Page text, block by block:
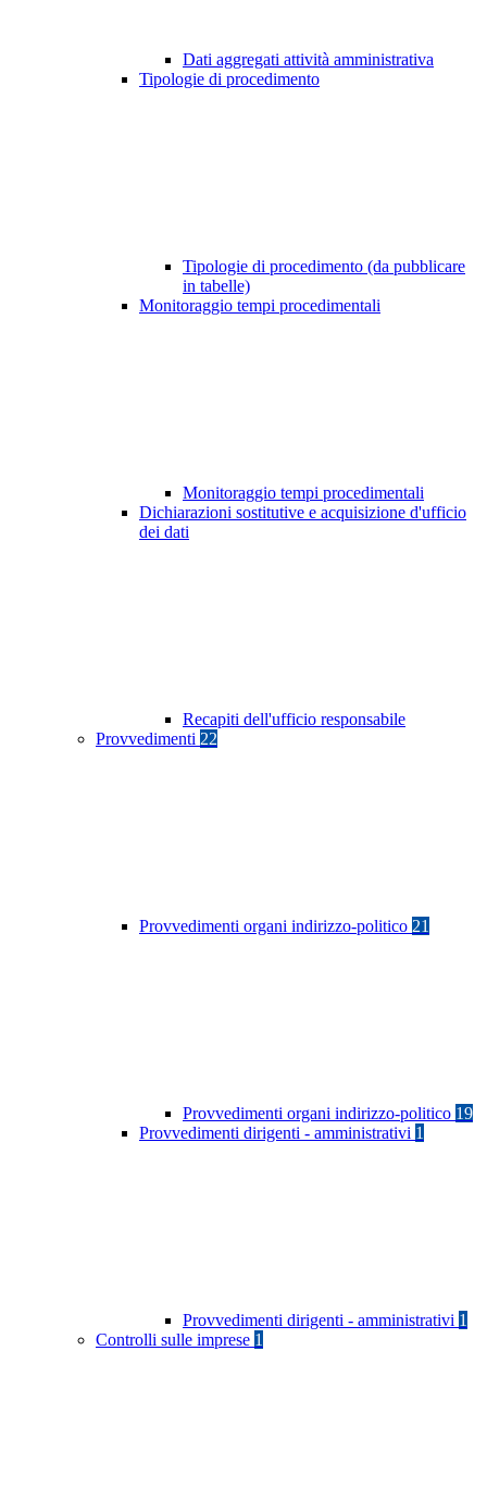
Dati aggregati attività amministrativa
Tipologie di procedimento
Tipologie di procedimento (da pubblicare
in tabelle)
Monitoraggio tempi procedimentali
Monitoraggio tempi procedimentali
Dichiarazioni sostitutive e acquisizione d'ufficio
dei dati
Recapiti dell'ufficio responsabile
Provvedimenti 22
Provvedimenti organi indirizzo-politico 21
Provvedimenti organi indirizzo-politico 19
Provvedimenti dirigenti - amministrativi 1
Provvedimenti dirigenti - amministrativi 1
Controlli sulle imprese 1